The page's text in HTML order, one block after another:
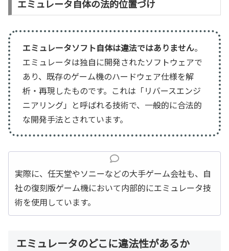
エミュレータ自体の法的位置づけ
エミュレータソフト自体は違法ではありません。
エミュレータは独自に開発されたソフトウェアで
あり、既存のゲーム機のハードウェア仕様を解
析・再現したものです。これは「リバースエンジ
ニアリング」と呼ばれる技術で、一般的に合法的
な開発手法とされています。
実際に、任天堂やソニーなどの大手ゲーム会社も、自
社の復刻版ゲーム機において内部的にエミュレータ技
術を使用しています。
エミュレータのどこに違法性があるか